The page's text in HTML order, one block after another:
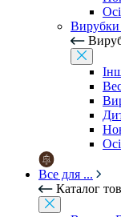
Вирубки
Все для ...
Каталог